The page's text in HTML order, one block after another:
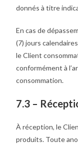
donnés à titre
En cas de
(7) jours
le Client
conformément à
consommation.
7.3 –
À réception, le
produits. Toute